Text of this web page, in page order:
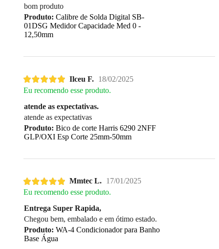
bom produto
Produto: Calibre de Solda Digital SB-
01DSG Medidor Capacidade Med 0 -
12,50mm
Ilceu F. 18/02/2025
Eu recomendo esse produto.
atende as expectativas.
atende as expectativas
Produto: Bico de corte Harris 6290 2NFF
GLP/OXI Esp Corte 25mm-50mm
Mmtec L. 17/01/2025
Eu recomendo esse produto.
Entrega Super Rapida,
Chegou bem, embalado e em ótimo estado.
Produto: WA-4 Condicionador para Banho
Base Água